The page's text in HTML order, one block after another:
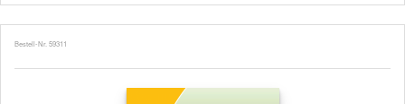
Bestell-Nr. 59311